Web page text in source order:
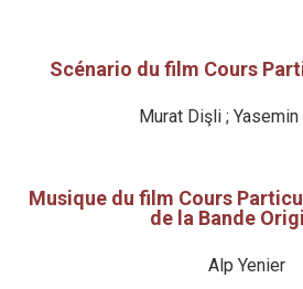
Scénario du film Cours
Murat Dişli ; Yasemin
Musique du film Cours
de la Bande
Alp Yenier